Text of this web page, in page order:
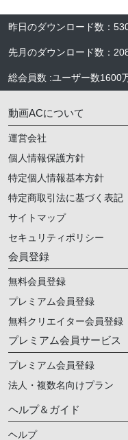
昨日のダウンロード数 ：
先月のダウンロード数 ：
総会員数 :ユーザー数1600
動画ACについて
運営会社
個人情報保護方針
特定個人情報基本方針
特定商取引法に基づく表記
サイトマップ
セキュリティポリシー
会員登録
無料会員登録
プレミアム会員登録
無料クリエイター会員登録
プレミアム会員サービス
プレミアム会員登録
法人・複数名向けプラン
ヘルプ＆ガイド
ヘルプ